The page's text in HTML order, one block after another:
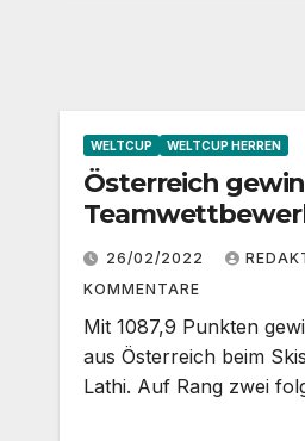
WELTCUP WELTCUP HERREN
Österreich
26/02/2022
KOMMENTARE
Mit 1087,9 Punkten
aus Österreich beim
Lathi. Auf Rang zwei